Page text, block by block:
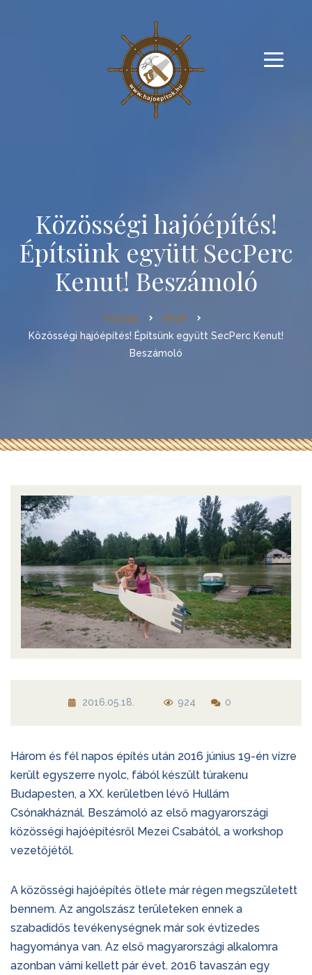
Közösségi hajóépítés!
Építsünk együtt SecPerc
Kenut! Beszámoló
Főoldal
Hírek
Közösségi hajóépítés! Építsünk együtt SecPerc Kenut!
Beszámoló
2016.05.18. 924 0
Három és fél napos építés után 2016 június 19-én vízre
került egyszerre nyolc, fából készült túrakenu
Budapesten, a XX. kerületben lévő Hullám
Csónakháznál. Beszámoló az első magyarországi
közösségi hajóépítésről Mezei Csabától, a workshop
vezetőjétől.
A közösségi hajóépítés ötlete már régen megszületett
bennem. Az angolszász területeken ennek a
szabadidős tevékenységnek már sok évtizedes
hagyománya van. Az első magyarországi alkalomra
azonban várni kellett pár évet. 2016 tavaszán egy